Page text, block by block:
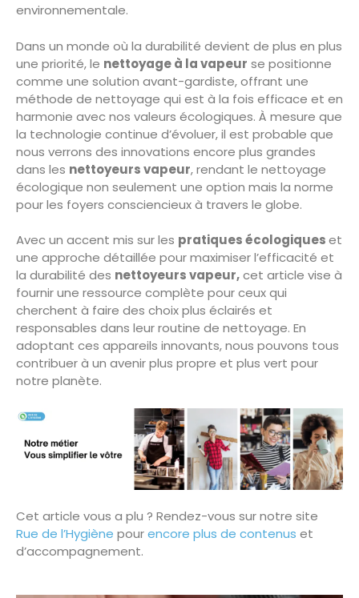
environnementale.
Dans un monde où la durabilité devient de plus en plus
une priorité, le nettoyage à la vapeur se positionne
comme une solution avant-gardiste, offrant une
méthode de nettoyage qui est à la fois efficace et en
harmonie avec nos valeurs écologiques. À mesure que
la technologie continue d’évoluer, il est probable que
nous verrons des innovations encore plus grandes
dans les nettoyeurs vapeur, rendant le nettoyage
écologique non seulement une option mais la norme
pour les foyers consciencieux à travers le globe.
Avec un accent mis sur les pratiques écologiqueset
une approche détaillée pour maximiser l’efficacité et
la durabilité des nettoyeurs vapeur,cet article vise à
fournir une ressource complète pour ceux qui
cherchent à faire des choix plus éclairés et
responsables dans leur routine de nettoyage. En
adoptant ces appareils innovants, nous pouvons tous
contribuer à un avenir plus propre et plus vert pour
notre planète.
Cet article vous a plu ? Rendez-vous sur notre site
Rue de l’Hygiène pourencore plus de contenus et
d’accompagnement.